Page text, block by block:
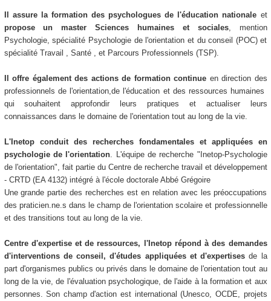
Il assure la formation des psychologues de l'éducation nationale et
propose un master Sciences humaines et sociales, mention
Psychologie, spécialité Psychologie de l'orientation et du conseil (POC) et
spécialité Travail , Santé , et Parcours Professionnels (TSP).
Il offre également des actions de formation continue en direction des
professionnels de l'orientation,de l'éducation et des ressources humaines
qui souhaitent approfondir leurs pratiques et actualiser leurs
connaissances dans le domaine de l'orientation tout au long de la vie.
L'Inetop conduit des recherches fondamentales et appliquées en
psychologie de l'orientation . L'équipe de recherche "Inetop-Psychologie
de l'orientation", fait partie du Centre de recherche travail et développement
- CRTD (EA 4132) intégré à l'école doctorale Abbé Grégoire
Une grande partie des recherches est en relation avec les préoccupations
des praticien.ne.s dans le champ de l'orientation scolaire et professionnelle
et des transitions tout au long de la vie.
Centre d'expertise et de ressources, l'Inetop répond à des demandes
d'interventions de conseil, d'études appliquées et d'expertisesde la
part d'organismes publics ou privés dans le domaine de l'orientation tout au
long de la vie, de l'évaluation psychologique, de l'aide à la formation et aux
personnes. Son champ d'action est international (Unesco, OCDE, projets